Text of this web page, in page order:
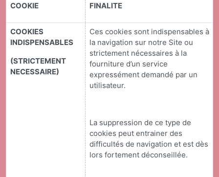
COOKIE FINALITE
COOKIES
INDISPENSABLES
(STRICTEMENT
NECESSAIRE)
Ces cookies sont indispensables à
la navigation sur notre Site ou
strictement nécessaires à la
fourniture d’un service
expressément demandé par un
utilisateur.
La suppression de ce type de
cookies peut entrainer des
difficultés de navigation et est dès
lors fortement déconseillée.